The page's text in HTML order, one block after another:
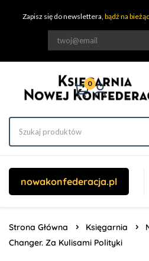
Zapisz się do newslettera, bądź na
0
nowakonfederacja.pl
Strona Główna Księgarnia
Changer. Za Kulisami Polityki